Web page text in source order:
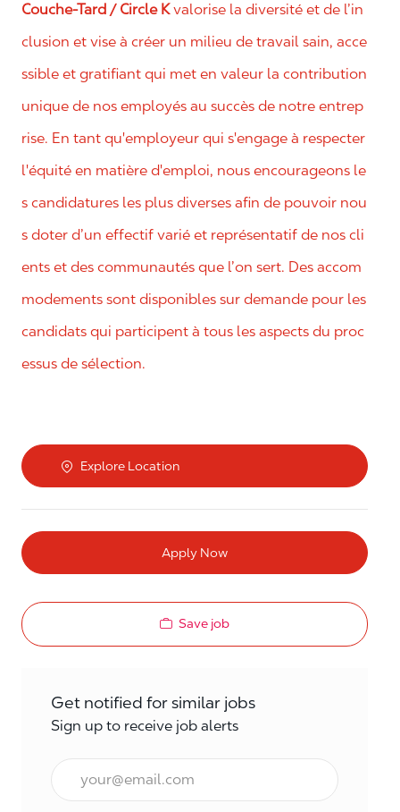
Couche-Tard / Circle Kvalorise la diversité et de l’in
clusion et vise à créer un milieu de travail sain, acce
ssible et gratifiant qui met en valeur la contribution
unique de nos employés au succès de notre entrep
rise. En tant qu'employeur qui s'engage à respecter
l'équité en matière d'emploi, nous encourageons le
s candidatures les plus diverses afin de pouvoir nou
s doter d’un effectif varié et représentatif de nos cli
ents et des communautés que l’on sert. Des accom
modements sont disponibles sur demande pour les
candidats qui participent à tous les aspects du proc
essus de sélection.
Explore Location
Apply Now
Save job
Get notified for similar jobs
Sign up to receive job alerts
Email*